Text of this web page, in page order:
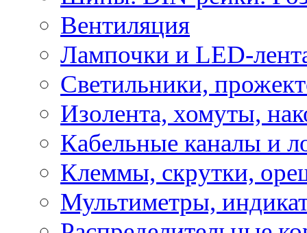
Вентиляция
Лампочки и LED-
Светильники,
Изолента, хомуты,
Кабельные каналы и
Клеммы, скрутки,
Мультиметры,